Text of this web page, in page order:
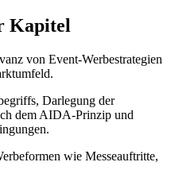
Kapitel
von Event-Werbestrategien
Darlegung der
dem AIDA-Prinzip und
wie Messeauftritte,